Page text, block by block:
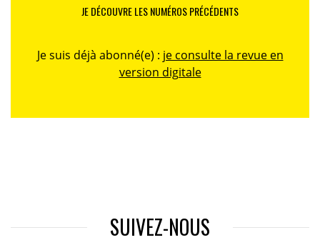
JE DÉCOUVRE LES NUMÉROS PRÉCÉDENTS
Je suis déjà abonné(e) : je consulte la revue en
version digitale
SUIVEZ-NOUS